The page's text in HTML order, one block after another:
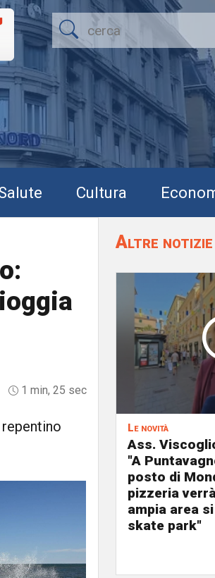
Cultura
1 min, 25 sec
Altre notizie
Le novità
Ass.
"A
posto di
pizzeria
ampia area
skate park"